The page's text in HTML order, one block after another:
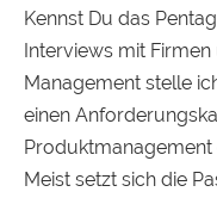
Kennst Du das
Interviews mit
Management stelle
einen
Meist setzt sich die